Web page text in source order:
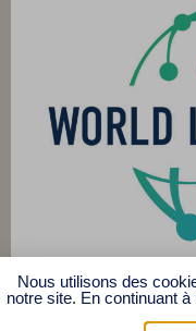
©
Nous utilisons des
notre site. En continuant